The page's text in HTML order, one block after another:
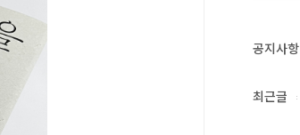
공지사항
최근글